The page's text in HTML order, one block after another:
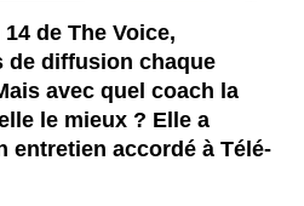
de The Voice,
de diffusion chaque
avec quel coach la
le mieux ? Elle a
entretien accordé à Télé-